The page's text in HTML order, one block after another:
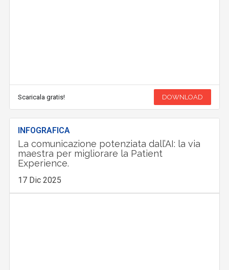
Scaricala gratis! DOWNLOAD
INFOGRAFICA
La comunicazione potenziata dall’AI: la via
maestra per migliorare la Patient
Experience.
17 Dic 2025